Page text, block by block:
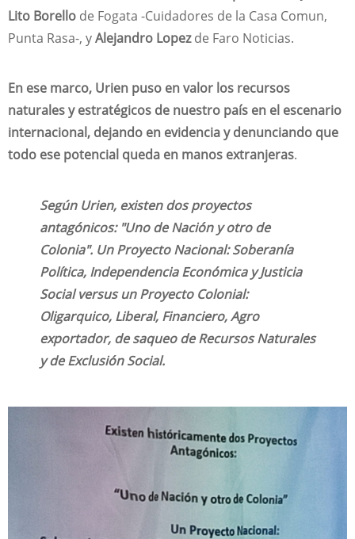
Lito Borello de Fogata -Cuidadores de la Casa Comun,
Punta Rasa-, yAlejandro Lopezde Faro Noticias.
En ese marco, Urien puso en valor los recursos
naturales y estratégicos de nuestro país en el escenario
internacional, dejando en evidencia y denunciando que
todo ese potencial queda en manos extranjeras.
Según Urien, existen dos proyectos
antagónicos: "Uno de Nación y otro de
Colonia". Un Proyecto Nacional: Soberanía
Política, Independencia Económica y Justicia
Social versus un Proyecto Colonial:
Oligarquico, Liberal, Financiero, Agro
exportador, de saqueo de Recursos Naturales
y de Exclusión Social.